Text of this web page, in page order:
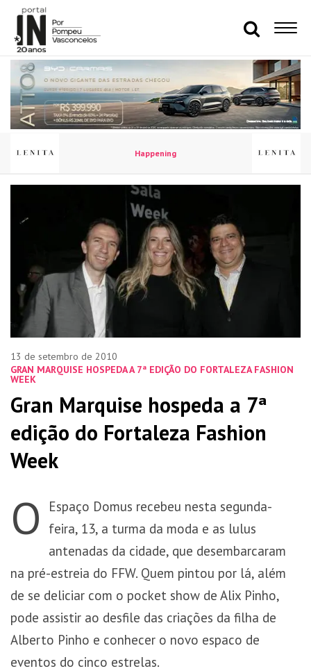
Happening
GRAN MARQUISE HOSPEDA A 7ª EDIÇÃO DO FORTALEZA FASHION
WEEK
13 de setembro de 2010
Gran Marquise hospeda a 7ª
edição do Fortaleza Fashion
Week
O
Espaço Domus recebeu nesta segunda-
feira, 13, a turma da moda e as lulus
antenadas da cidade, que desembarcaram
na pré-estreia do FFW. Quem pintou por lá, além
de se deliciar com o pocket show de Alix Pinho,
pode assistir ao desfile das criações da filha de
Alberto Pinho e conhecer o novo espaco de
eventos do cinco estrelas.